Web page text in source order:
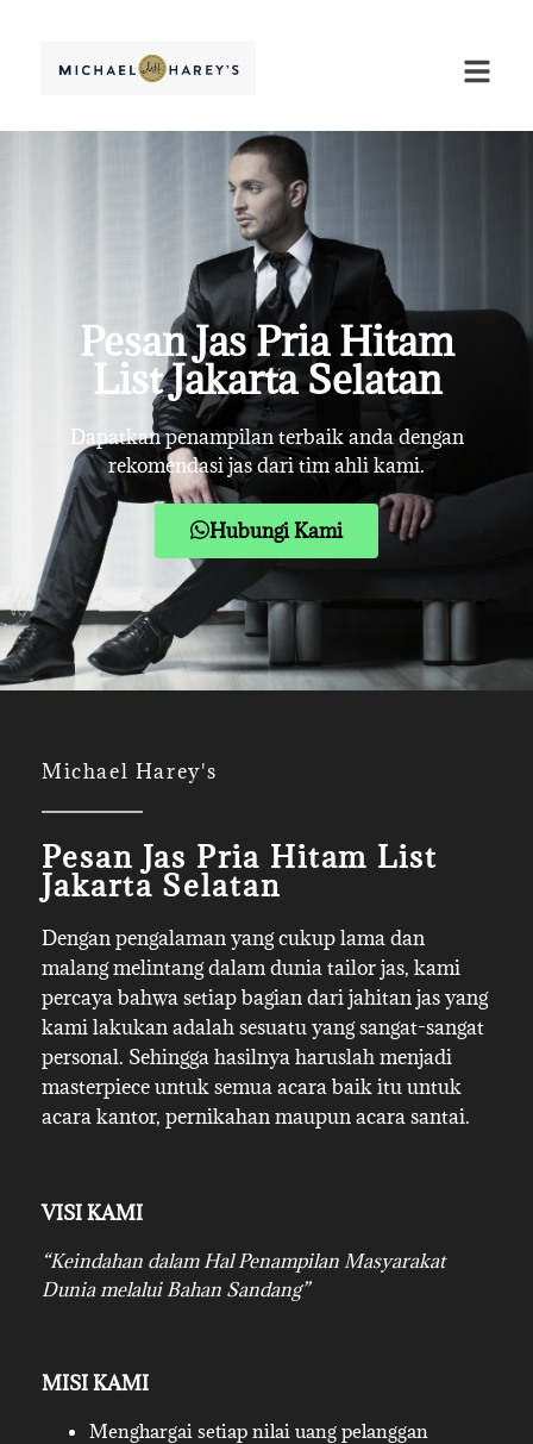
Pesan Jas Pria Hitam
List Jakarta Selatan
Dapatkan penampilan terbaik anda dengan
rekomendasi jas dari tim ahli kami.
Hubungi Kami
Michael Harey's
Pesan Jas Pria Hitam List
Jakarta Selatan
Dengan pengalaman yang cukup lama dan
malang melintang dalam dunia tailor jas, kami
percaya bahwa setiap bagian dari jahitan jas yang
kami lakukan adalah sesuatu yang sangat-sangat
personal. Sehingga hasilnya haruslah menjadi
masterpiece untuk semua acara baik itu untuk
acara kantor, pernikahan maupun acara santai.
VISI KAMI
“Keindahan dalam Hal Penampilan Masyarakat
Dunia melalui Bahan Sandang”
MISI KAMI
Menghargai setiap nilai uang pelanggan